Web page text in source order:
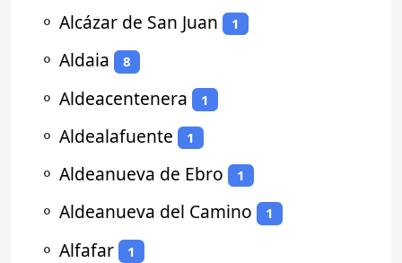
⚬ Alcázar de San Juan 1
⚬ Aldaia 8
⚬ Aldeacentenera 1
⚬ Aldealafuente 1
⚬ Aldeanueva de Ebro 1
⚬ Aldeanueva del Camino 1
⚬ Alfafar 1